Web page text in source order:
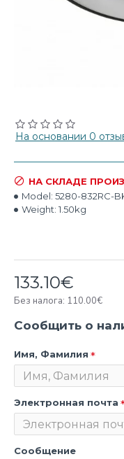
На основании 0
133.10€
Без налога: 110.00€
НА СКЛАДЕ
Model: 5280-832RC-
Weight: 1.50kg
Сообщить о
Имя, Фамилия
Электронная почта
Сообщение